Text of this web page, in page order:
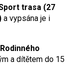
trasa (27
a vypsána je i
Rodinného
a dítětem do 15